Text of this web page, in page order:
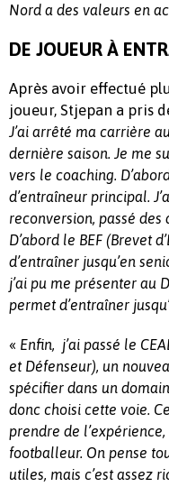
Nord a des valeurs en
DE JOUEUR À
Après avoir effectué
joueur, Stjepan a pris
J’ai arrêté ma carrière
dernière saison. Je me
vers le coaching.
d’entraîneur principal.
reconversion, passé
D’abord le BEF (Brevet
d’entraîner jusqu’en
j’ai pu me présenter au
permet d’entraîner
« Enfin, j’ai passé le
et Défenseur), un
spécifier dans un
donc choisi cette voie.
prendre de
footballeur. On pense
utiles, mais c’est assez